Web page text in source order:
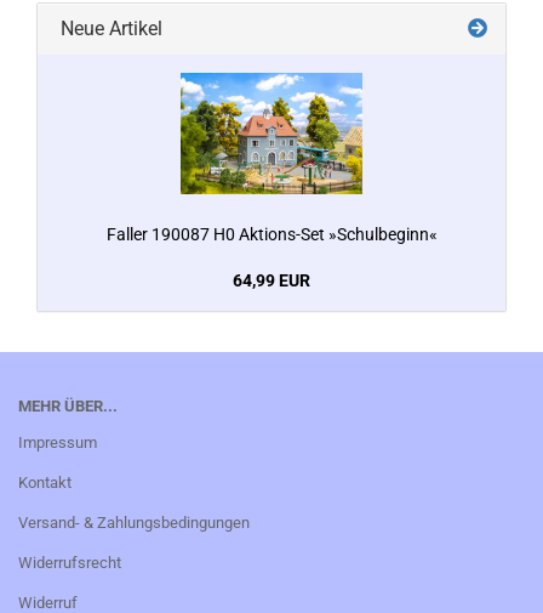
Neue Artikel
Faller 190087 H0 Aktions-Set »Schulbeginn«
64,99 EUR
MEHR ÜBER...
Impressum
Kontakt
Versand- & Zahlungsbedingungen
Widerrufsrecht
Widerruf